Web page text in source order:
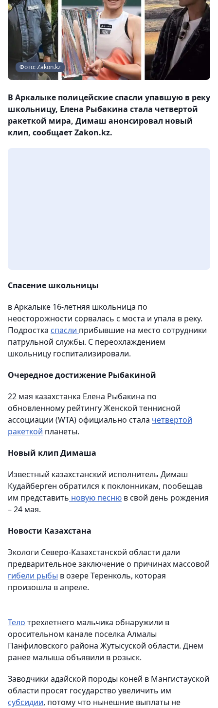
Фото: Zakon.kz
В Аркалыке полицейские спасли упавшую в реку
школьницу, Елена Рыбакина стала четвертой
ракеткой мира, Димаш анонсировал новый
клип, сообщает Zakon.kz.
Спасение школьницы
в Аркалыке 16-летняя школьница по
неосторожности сорвалась с моста и упала в реку.
Подростка спасли прибывшие на место сотрудники
патрульной службы. С переохлаждением
школьницу госпитализировали.
Очередное достижение Рыбакиной
22 мая казахстанка Елена Рыбакина по
обновленному рейтингу Женской теннисной
ассоциации (WTA) официально стала четвертой
ракеткой планеты.
Новый клип Димаша
Известный казахстанский исполнитель Димаш
Кудайберген обратился к поклонникам, пообещав
им представить новую песню в свой день рождения
– 24 мая.
Новости Казахстана
Экологи Северо-Казахстанской области дали
предварительное заключение о причинах массовой
гибели рыбы в озере Теренколь, которая
произошла в апреле.
Тело трехлетнего мальчика обнаружили в
оросительном канале поселка Алмалы
Панфиловского района Жутысуской области. Днем
ранее малыша объявили в розыск.
Заводчики адайской породы коней в Мангистауской
области просят государство увеличить им
субсидии, потому что нынешние выплаты не